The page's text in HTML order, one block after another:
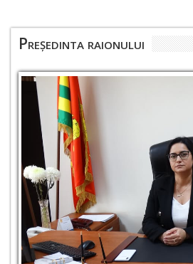
Președinta raionului